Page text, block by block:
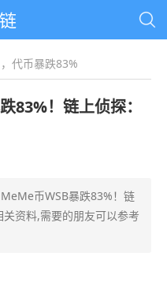
代币暴跌83%
83%！链上侦探：
币WSB暴跌83%！链
资料,需要的朋友可以参考